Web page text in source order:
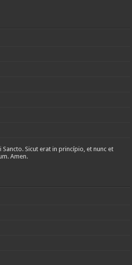
Sancto. Sicut erat in princípio, et nunc et
Amen.